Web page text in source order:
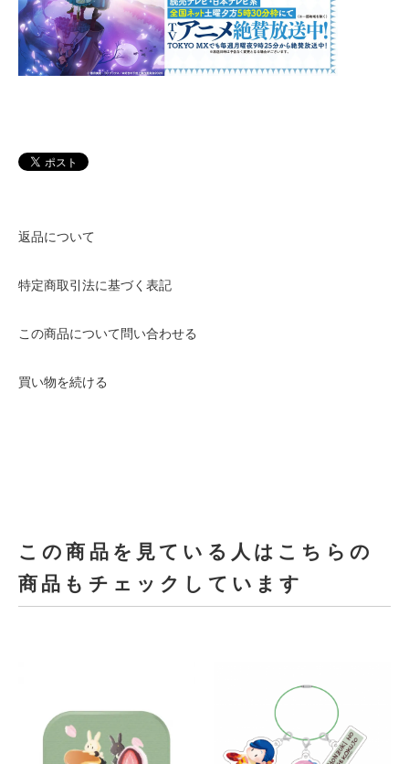
返品について
特定商取引法に基づく表記
この商品について問い合わせる
買い物を続ける
この商品を見ている人はこちらの
商品もチェックしています